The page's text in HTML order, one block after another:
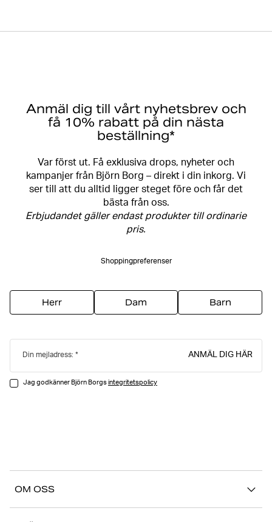
Anmäl dig till vårt nyhetsbrev och
få 10% rabatt på din nästa
beställning*
Var först ut. Få exklusiva drops, nyheter och
kampanjer från Björn Borg – direkt i din inkorg. Vi
ser till att du alltid ligger steget före och får det
bästa från oss.
Erbjudandet gäller endast produkter till ordinarie
pris.
Shoppingpreferenser
Herr Dam Barn
Din mejladress: ANMÄL DIG HÄR
Jag godkänner Björn Borgsintegritetspolicy
OM OSS